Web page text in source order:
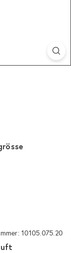
10105.075.20